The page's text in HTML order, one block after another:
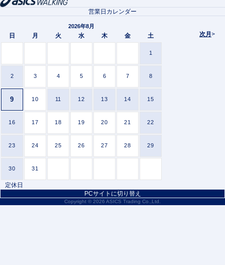
次月 >
営業日カレンダー
2026年8月
日 月 火 水 木 金 土
1
2 3 4 5 6 7 8
9 10 11 12 13 14 15
16 17 18 19 20 21 22
23 24 25 26 27 28 29
30 31
定休日
PCサイトに切り替え
Copyright © 2026 ASICS Trading Co.,Ltd.